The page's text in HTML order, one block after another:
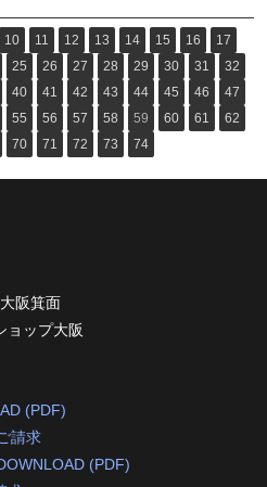
10 11 12 13 14 15 16
17
25 26 27 28 29 30 31
32
40 41 42 43 44 45 46
47
55 56 57 58 59 60 61
62
70 71 72 73 74
阪箕面
ョップ大阪
(PDF)
請求
(PDF)